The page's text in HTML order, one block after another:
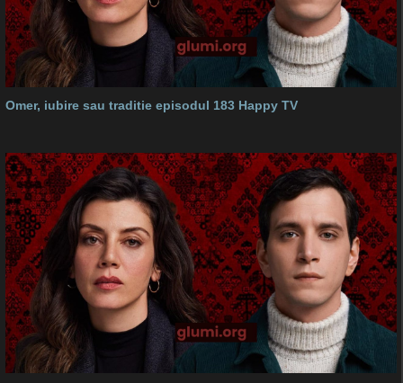
Omer, iubire sau traditie episodul 183 Happy TV